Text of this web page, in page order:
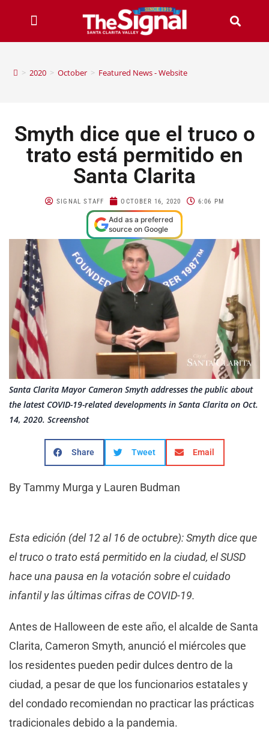
> 2020 > October > Featured News - Website
Smyth dice que el truco o
trato está permitido en
Santa Clarita
SIGNAL STAFF OCTOBER 16, 2020 6:06 PM
Add as a preferred
source on Google
Santa Clarita Mayor Cameron Smyth addresses the public about
the latest COVID-19-related developments in Santa Clarita on Oct.
14, 2020. Screenshot
Share Tweet Email
By Tammy Murga y Lauren Budman
Esta edición (del 12 al 16 de octubre): Smyth dice que
el truco o trato está permitido en la ciudad, el SUSD
hace una pausa en la votación sobre el cuidado
infantil y las últimas cifras de COVID-19.
Antes de Halloween de este año, el alcalde de Santa
Clarita, Cameron Smyth, anunció el miércoles que
los residentes pueden pedir dulces dentro de la
ciudad, a pesar de que los funcionarios estatales y
del condado recomiendan no practicar las prácticas
tradicionales debido a la pandemia.